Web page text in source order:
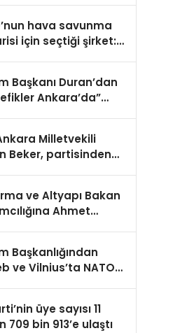
hava savunma
için seçtiği şirket:
Başkanı Duran’dan
Ankara’da”
Milletvekili
Beker, partisinden
ve Altyapı Bakan
Ahmet
Başkanlığından
ve Vilnius’ta NATO
üye sayısı 11
709 bin 913’e ulaştı